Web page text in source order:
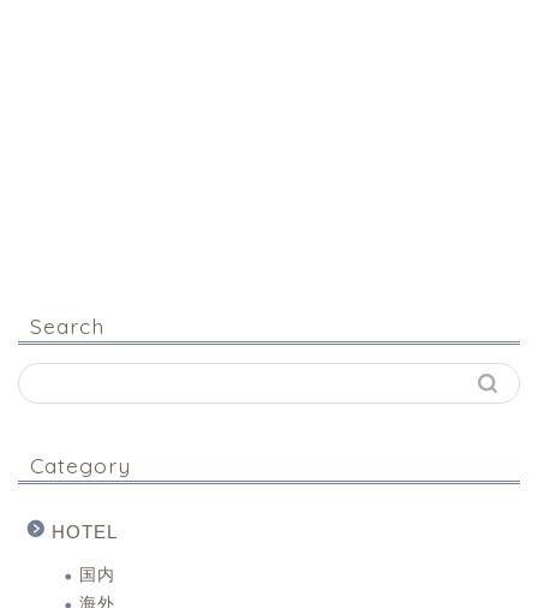
Search
Category
HOTEL
国内
海外